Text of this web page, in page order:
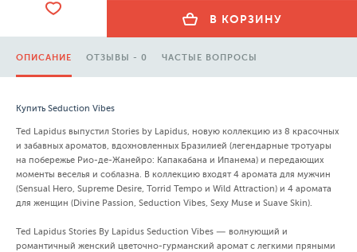
В КОРЗИНУ
ОПИСАНИЕ ОТЗЫВЫ - 0 ЧАСТЫЕ ВОПРОСЫ
Купить Seduction Vibes
Ted Lapidus выпустил Stories by Lapidus, новую коллекцию из 8 красочных
и забавных ароматов, вдохновленных Бразилией (легендарные тротуары
на побережье Рио-де-Жанейро: Капакабана и Ипанема) и передающих
моменты веселья и соблазна. В коллекцию входят 4 аромата для мужчин
(Sensual Hero, Supreme Desire, Torrid Tempo и Wild Attraction) и 4 аромата
для женщин (Divine Passion, Seduction Vibes, Sexy Muse и Suave Skin).
Ted Lapidus Stories By Lapidus Seduction Vibes — волнующий и
романтичный женский цветочно-гурманский аромат с легкими пряными